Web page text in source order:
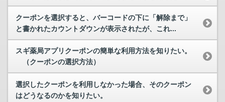
クーポンを選択すると、バーコードの下に「解除まで」
と書かれたカウントダウンが表示されたが、これ...
スギ薬局アプリクーポンの簡単な利用方法を知りたい。
（クーポンの選択方法）
選択したクーポンを利用しなかった場合、そのクーポン
はどうなるのかを知りたい。